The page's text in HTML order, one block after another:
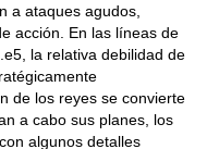
a ataques agudos,
acción. En las líneas de
la relativa debilidad de
de los reyes se convierte
a cabo sus planes, los
algunos detalles